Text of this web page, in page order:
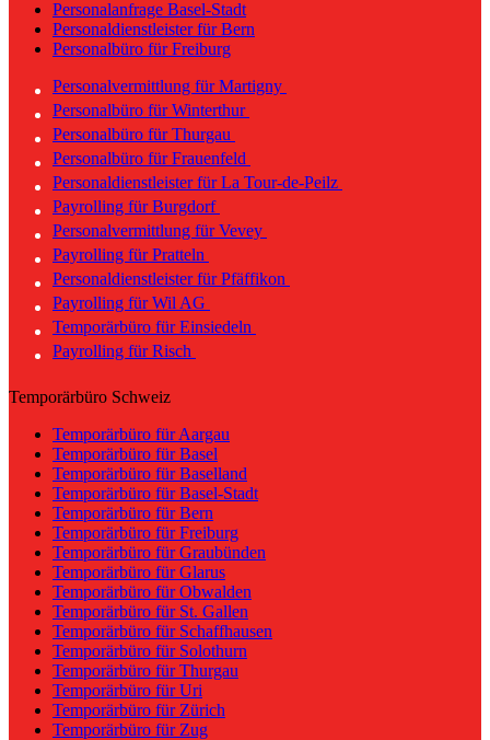
Personalanfrage Basel-Stadt
Personaldienstleister für Bern
Personalbüro für Freiburg
Personalvermittlung für Martigny
Personalbüro für Winterthur
Personalbüro für Thurgau
Personalbüro für Frauenfeld
Personaldienstleister für La Tour-de-Peilz
Payrolling für Burgdorf
Personalvermittlung für Vevey
Payrolling für Pratteln
Personaldienstleister für Pfäffikon
Payrolling für Wil AG
Temporärbüro für Einsiedeln
Payrolling für Risch
Temporärbüro Schweiz
Temporärbüro für Aargau
Temporärbüro für Basel
Temporärbüro für Baselland
Temporärbüro für Basel-Stadt
Temporärbüro für Bern
Temporärbüro für Freiburg
Temporärbüro für Graubünden
Temporärbüro für Glarus
Temporärbüro für Obwalden
Temporärbüro für St. Gallen
Temporärbüro für Schaffhausen
Temporärbüro für Solothurn
Temporärbüro für Thurgau
Temporärbüro für Uri
Temporärbüro für Zürich
Temporärbüro für Zug